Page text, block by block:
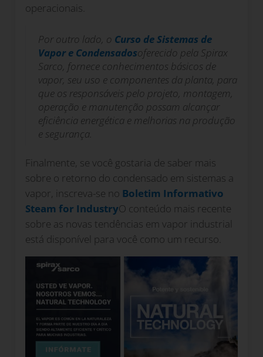
operacionais.
Por outro lado, o Curso de Sistemas de
Vapor e Condensadosoferecido pela Spirax
Sarco, fornece conhecimentos básicos de
vapor, seu uso e componentes da planta, para
que os responsáveis pelo projeto, montagem,
operação e manutenção possam alcançar
eficiência energética e melhorias na produção
e segurança.
Finalmente, se você gostaria de saber mais
sobre o retorno do condensado em sistemas a
vapor, inscreva-se no Boletim Informativo
Steam for IndustryO conteúdo mais recente
sobre as novas tendências em vapor industrial
está disponível para você como um recurso.